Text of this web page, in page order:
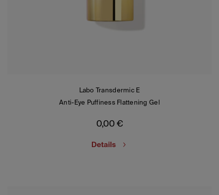
Labo Transdermic E
Anti-Eye Puffiness Flattening Gel
0,00 €
Details